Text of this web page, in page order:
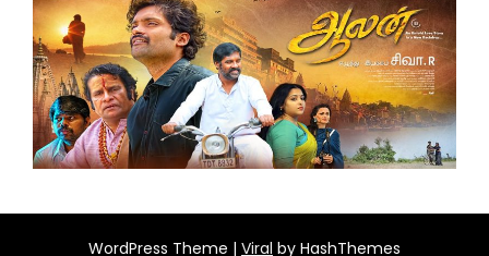
WordPress Theme | Viral by HashThemes